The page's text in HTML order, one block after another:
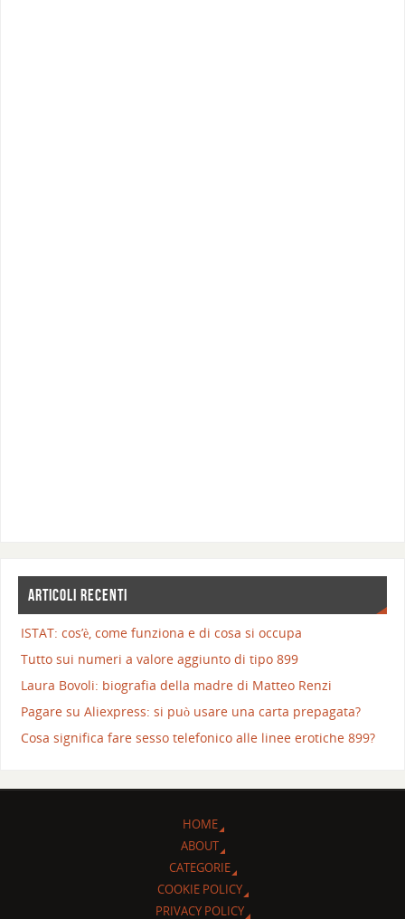
ARTICOLI RECENTI
ISTAT: cos’è, come funziona e di cosa si occupa
Tutto sui numeri a valore aggiunto di tipo 899
Laura Bovoli: biografia della madre di Matteo Renzi
Pagare su Aliexpress: si può usare una carta prepagata?
Cosa significa fare sesso telefonico alle linee erotiche 899?
HOME
ABOUT
CATEGORIE
COOKIE POLICY
PRIVACY POLICY